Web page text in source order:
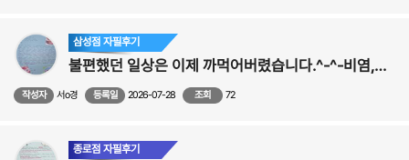
삼성점 자필후기
불편했던 일상은 이제 까먹어버렸습니다.^-^-비염,비중격,코성형수술후기
작성자 서o경 등록일 2026-07-28 조회 72
종로점 자필후기